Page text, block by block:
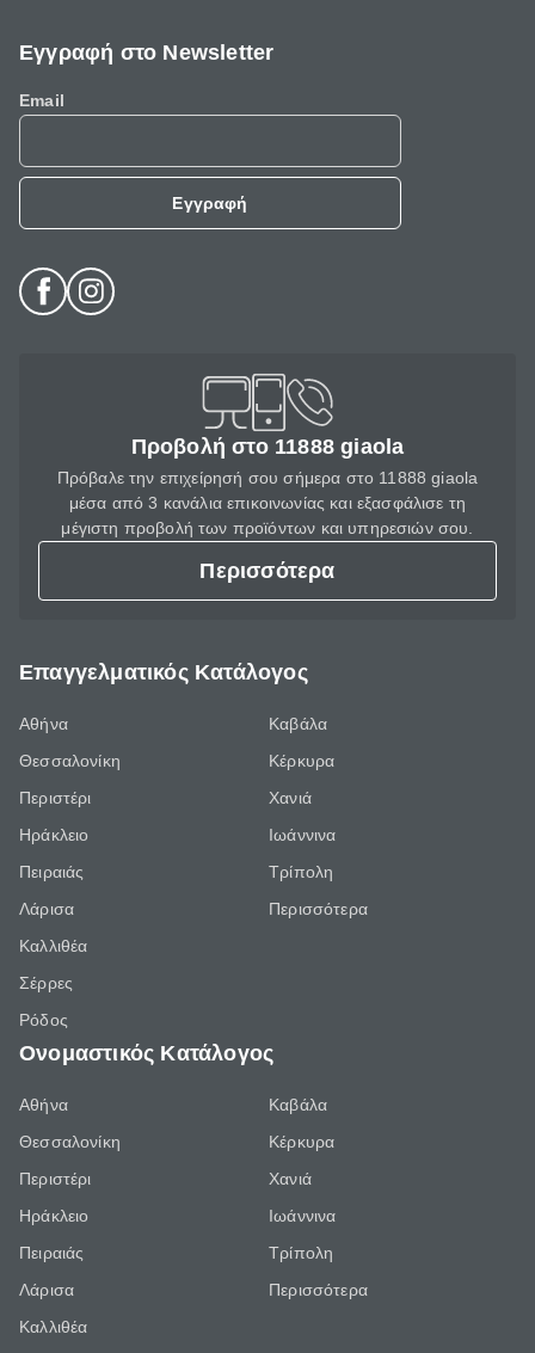
Εγγραφή στο Newsletter
Email
Εγγραφή
Προβολή στο 11888 giaola
Πρόβαλε την επιχείρησή σου σήμερα στο 11888 giaola
μέσα από 3 κανάλια επικοινωνίας και εξασφάλισε τη
μέγιστη προβολή των προϊόντων και υπηρεσιών σου.
Περισσότερα
Επαγγελματικός Κατάλογος
Αθήνα
Θεσσαλονίκη
Περιστέρι
Ηράκλειο
Πειραιάς
Λάρισα
Καλλιθέα
Σέρρες
Ρόδος
Καβάλα
Κέρκυρα
Χανιά
Ιωάννινα
Τρίπολη
Περισσότερα
Ονομαστικός Κατάλογος
Αθήνα
Θεσσαλονίκη
Περιστέρι
Ηράκλειο
Πειραιάς
Λάρισα
Καλλιθέα
Καβάλα
Κέρκυρα
Χανιά
Ιωάννινα
Τρίπολη
Περισσότερα